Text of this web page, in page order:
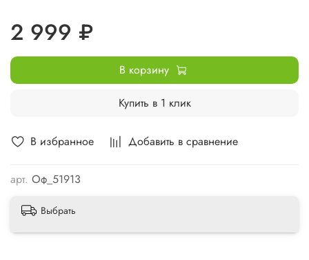
В избранное Добавить в сравнение
арт. Оф_51913
2 999 ₽
В корзину
Купить в 1 клик
Выбрать